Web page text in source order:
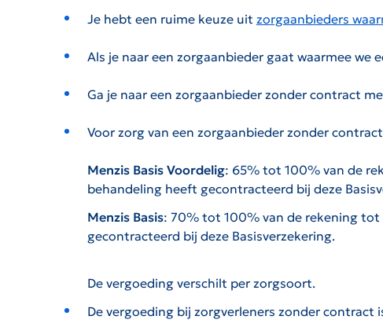
Je hebt een ruime keuze uit zorgaanbieders
Als je naar een zorgaanbieder gaat waarmee
Ga je naar een zorgaanbieder zonder contract
Voor zorg van een zorgaanbieder zonder
Menzis Basis Voordelig: 65% tot 100% van de
behandeling heeft gecontracteerd bij deze
Menzis Basis: 70% tot 100% van de rekening
gecontracteerd bij deze Basisverzekering.
De vergoeding verschilt per zorgsoort.
De vergoeding bij zorgverleners zonder